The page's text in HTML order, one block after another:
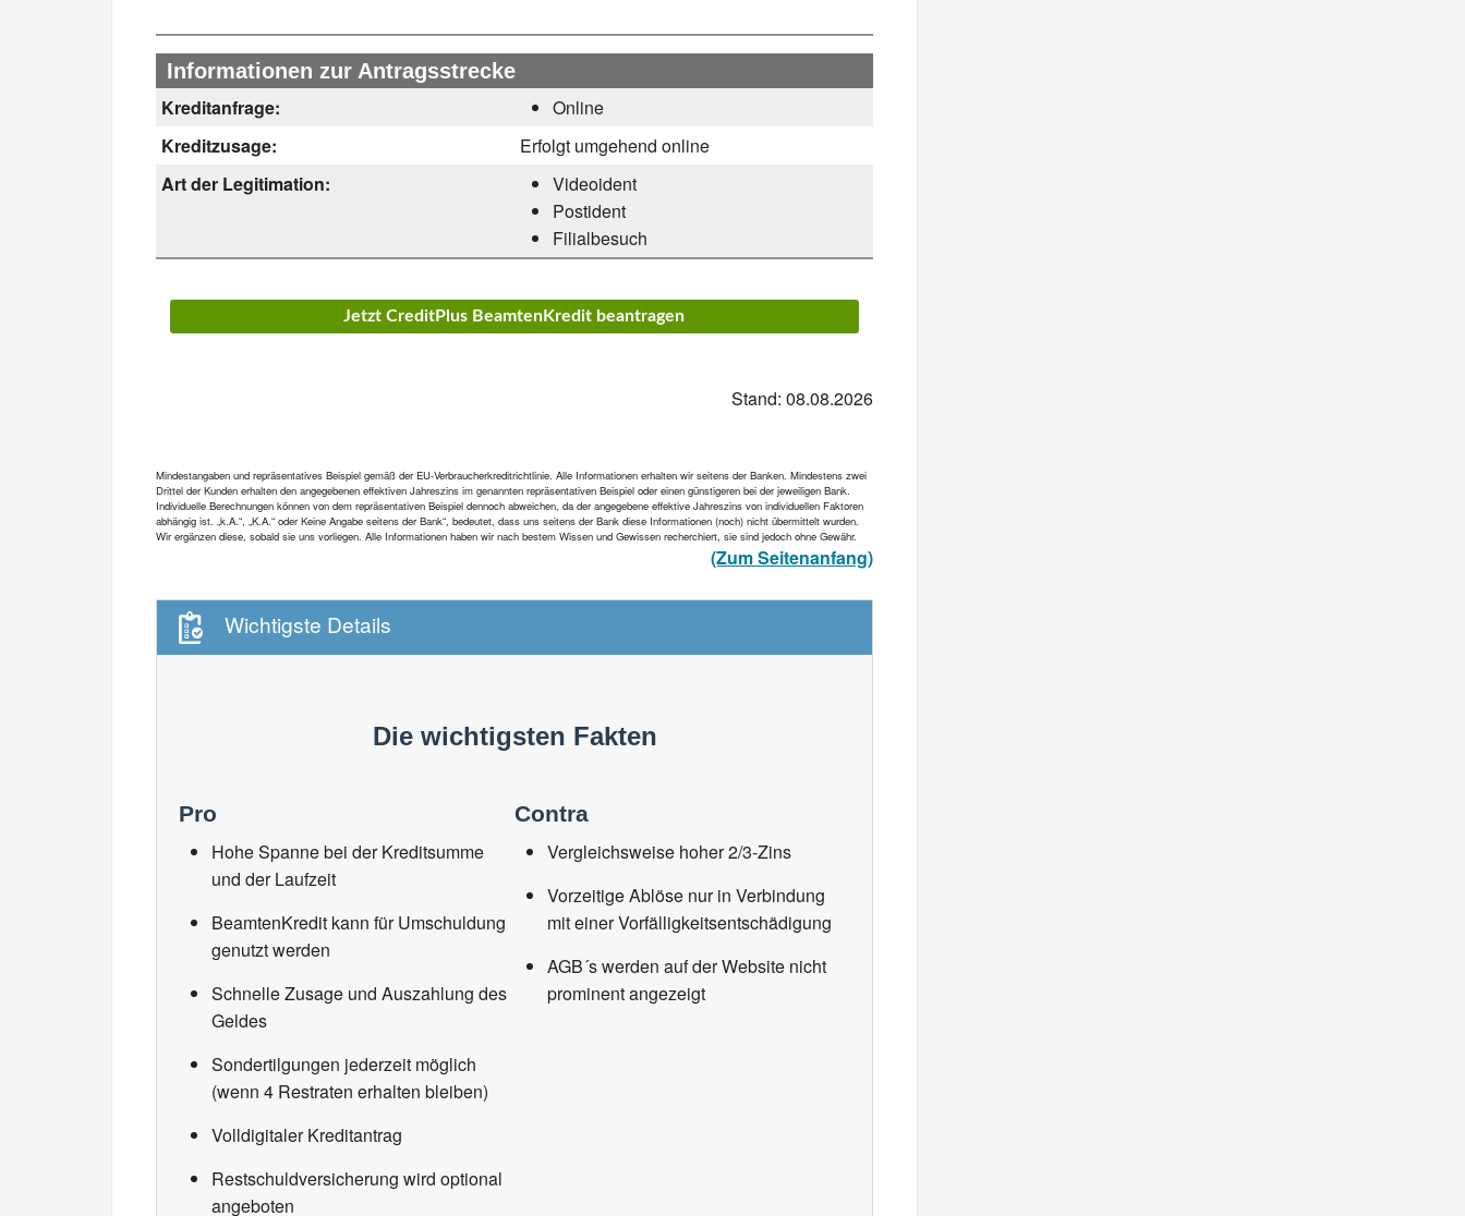
Informationen zur Antragsstrecke
Kreditanfrage:
Online
Kreditzusage:
Erfolgt umgehend online
Art der Legitimation:
Videoident
Postident
Filialbesuch
Jetzt CreditPlus BeamtenKredit beantragen
Stand: 08.08.2026
Mindestangaben und repräsentatives Beispiel gemäß der EU-Verbraucherkreditrichtlinie. Alle Informationen erhalten wir seitens der Banken. Mindestens zwei
Drittel der Kunden erhalten den angegebenen effektiven Jahreszins im genannten repräsentativen Beispiel oder einen günstigeren bei der jeweiligen Bank.
Individuelle Berechnungen können von dem repräsentativen Beispiel dennoch abweichen, da der angegebene effektive Jahreszins von individuellen Faktoren
abhängig ist. „k.A.“, „K.A.“ oder Keine Angabe seitens der Bank“, bedeutet, dass uns seitens der Bank diese Informationen (noch) nicht übermittelt wurden.
Wir ergänzen diese, sobald sie uns vorliegen. Alle Informationen haben wir nach bestem Wissen und Gewissen recherchiert, sie sind jedoch ohne Gewähr.
(Zum Seitenanfang)
Wichtigste Details
Die wichtigsten Fakten
Pro
Hohe Spanne bei der Kreditsumme
und der Laufzeit
BeamtenKredit kann für Umschuldung
genutzt werden
Schnelle Zusage und Auszahlung des
Geldes
Sondertilgungen jederzeit möglich
(wenn 4 Restraten erhalten bleiben)
Volldigitaler Kreditantrag
Restschuldversicherung wird optional
angeboten
Contra
Vergleichsweise hoher 2/3-Zins
Vorzeitige Ablöse nur in Verbindung
mit einer Vorfälligkeitsentschädigung
AGB´s werden auf der Website nicht
prominent angezeigt